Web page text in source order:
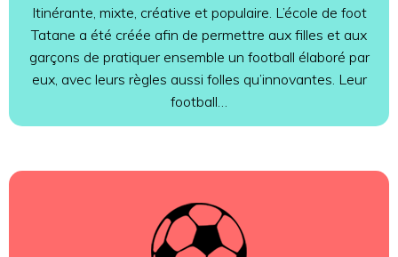
Itinérante, mixte, créative et populaire. L’école de foot
Tatane a été créée afin de permettre aux filles et aux
garçons de pratiquer ensemble un football élaboré par
eux, avec leurs règles aussi folles qu’innovantes. Leur
football…